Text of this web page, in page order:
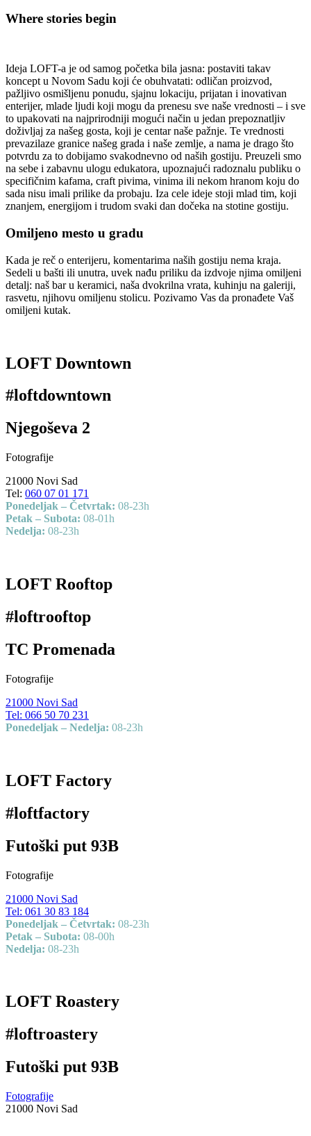
Where stories begin
Ideja LOFT-a je od samog početka bila jasna: postaviti takav
koncept u Novom Sadu koji će obuhvatati: odličan proizvod,
pažljivo osmišljenu ponudu, sjajnu lokaciju, prijatan i inovativan
enterijer, mlade ljudi koji mogu da prenesu sve naše vrednosti – i sve
to upakovati na najprirodniji mogući način u jedan prepoznatljiv
doživljaj za našeg gosta, koji je centar naše pažnje. Te vrednosti
prevazilaze granice našeg grada i naše zemlje, a nama je drago što
potvrdu za to dobijamo svakodnevno od naših gostiju. Preuzeli smo
na sebe i zabavnu ulogu edukatora, upoznajući radoznalu publiku o
specifičnim kafama, craft pivima, vinima ili nekom hranom koju do
sada nisu imali prilike da probaju. Iza cele ideje stoji mlad tim, koji
znanjem, energijom i trudom svaki dan dočeka na stotine gostiju.
Omiljeno mesto u gradu
Kada je reč o enterijeru, komentarima naših gostiju nema kraja.
Sedeli u bašti ili unutra, uvek nađu priliku da izdvoje njima omiljeni
detalj: naš bar u keramici, naša dvokrilna vrata, kuhinju na galeriji,
rasvetu, njihovu omiljenu stolicu. Pozivamo Vas da pronađete Vaš
omiljeni kutak.
LOFT Downtown
#loftdowntown
Njegoševa 2
Fotografije
21000 Novi Sad
Tel: 060 07 01 171
Ponedeljak – Četvrtak: 08-23h
Petak – Subota: 08-01h
Nedelja: 08-23h
LOFT Rooftop
#loftrooftop
TC Promenada
Fotografije
21000 Novi Sad
Tel: 066 50 70 231
Ponedeljak – Nedelja: 08-23h
LOFT Factory
#loftfactory
Futoški put 93B
Fotografije
21000 Novi Sad
Tel: 061 30 83 184
Ponedeljak – Četvrtak: 08-23h
Petak – Subota: 08-00h
Nedelja: 08-23h
LOFT Roastery
#loftroastery
Futoški put 93B
Fotografije
21000 Novi Sad